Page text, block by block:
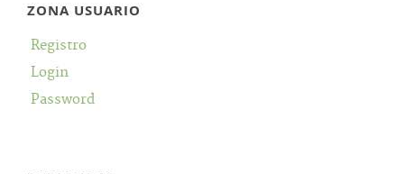
ZONA USUARIO
Registro
Login
Password